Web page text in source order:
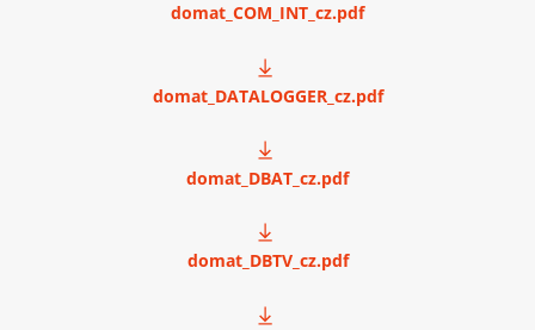
domat_COM_INT_cz.pdf
domat_DATALOGGER_cz.pdf
domat_DBAT_cz.pdf
domat_DBTV_cz.pdf